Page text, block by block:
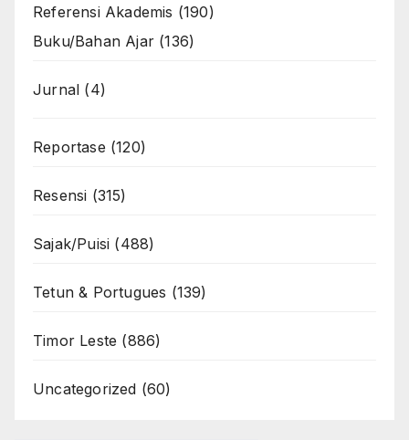
Referensi Akademis (190)
Buku/Bahan Ajar (136)
Jurnal (4)
Reportase (120)
Resensi (315)
Sajak/Puisi (488)
Tetun & Portugues (139)
Timor Leste (886)
Uncategorized (60)